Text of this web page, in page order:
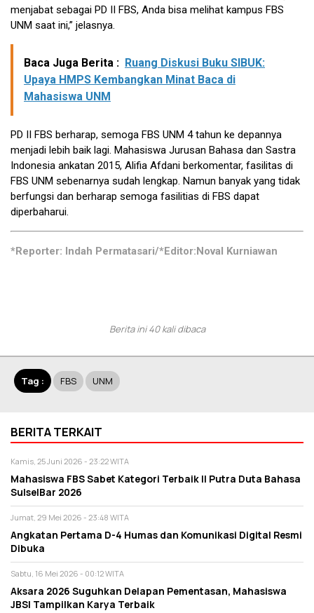
menjabat sebagai PD II FBS, Anda bisa melihat kampus FBS
UNM saat ini,” jelasnya.
Baca Juga Berita : Ruang Diskusi Buku SIBUK:
Upaya HMPS Kembangkan Minat Baca di
Mahasiswa UNM
PD II FBS berharap, semoga FBS UNM 4 tahun ke depannya
menjadi lebih baik lagi. Mahasiswa Jurusan Bahasa dan Sastra
Indonesia ankatan 2015, Alifia Afdani berkomentar, fasilitas di
FBS UNM sebenarnya sudah lengkap. Namun banyak yang tidak
berfungsi dan berharap semoga fasilitias di FBS dapat
diperbaharui.
*Reporter: Indah Permatasari/*Editor:Noval Kurniawan
Berita ini 40 kali dibaca
Tag : FBS UNM
BERITA TERKAIT
Kamis, 25 Juni 2026 - 23:22 WITA
Mahasiswa FBS Sabet Kategori Terbaik II Putra Duta Bahasa
SulselBar 2026
Jumat, 29 Mei 2026 - 23:48 WITA
Angkatan Pertama D-4 Humas dan Komunikasi Digital Resmi
Dibuka
Sabtu, 16 Mei 2026 - 00:12 WITA
Aksara 2026 Suguhkan Delapan Pementasan, Mahasiswa
JBSI Tampilkan Karya Terbaik